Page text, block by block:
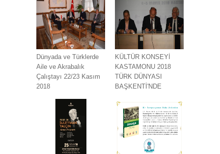
Dünyada ve Türklerde
Aile ve Akrabalık
Çalıştayı 22/23 Kasım
2018
KÜLTÜR KONSEYİ
KASTAMONU 2018
TÜRK DÜNYASI
BAŞKENTİ'NDE